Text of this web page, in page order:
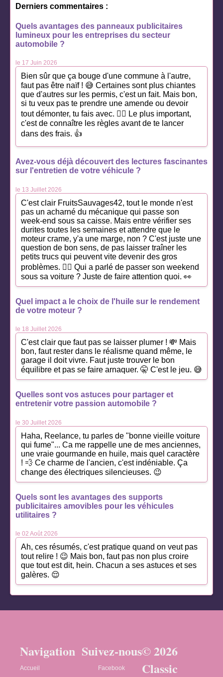
Derniers commentaires :
Quels avantages des panneaux publicitaires
lumineux pour les entreprises du secteur
automobile ?
le 17 Juin 2026
Bien sûr que ça bouge d'une commune à l'autre,
faut pas être naïf ! 😅 Certaines sont plus chiantes
que d'autres sur les permis, c'est un fait. Mais bon,
si tu veux pas te prendre une amende ou devoir
tout démonter, tu fais avec. 🤷‍♂️ Le plus important,
c'est de connaître les règles avant de te lancer
dans des frais. 👍
Avez-vous déjà découvert des lectures fascinantes
sur l'entretien de votre véhicule ?
le 13 Juillet 2026
C'est clair FruitsSauvages42, tout le monde n'est
pas un acharné du mécanique qui passe son
week-end sous sa caisse. Mais entre vérifier ses
durites toutes les semaines et attendre que le
moteur crame, y'a une marge, non ? C'est juste une
question de bon sens, de pas laisser traîner les
petits trucs qui peuvent vite devenir des gros
problèmes. 🤷‍♂️ Qui a parlé de passer son weekend
sous sa voiture ? Juste de faire attention quoi. 👀
Quel impact a le choix de l'huile sur le rendement
de votre moteur ?
le 18 Juillet 2026
C'est clair que faut pas se laisser plumer ! 💸 Mais
bon, faut rester dans le réalisme quand même, le
garage il doit vivre. Faut juste trouver le bon
équilibre et pas se faire arnaquer. 🤫 C'est le jeu. 😅
Quelles sont vos astuces pour partager et
entretenir votre passion automobile ?
le 30 Juillet 2026
Haha, Reelance, tu parles de "bonne vieille voiture
qui fume"... Ca me rappelle une de mes anciennes,
une vraie gourmande en huile, mais quel caractère
! 💨 Ce charme de l'ancien, c'est indéniable. Ça
change des électriques silencieuses. 😉
Quels sont les avantages des supports
publicitaires amovibles pour les véhicules
utilitaires ?
le 02 Août 2026
Ah, ces résumés, c'est pratique quand on veut pas
tout relire ! 😉 Mais bon, faut pas non plus croire
que tout est dit, hein. Chacun a ses astuces et ses
galères. 😌
Navigation
Accueil
Suivez-nous
Facebook
© 2026
Classic